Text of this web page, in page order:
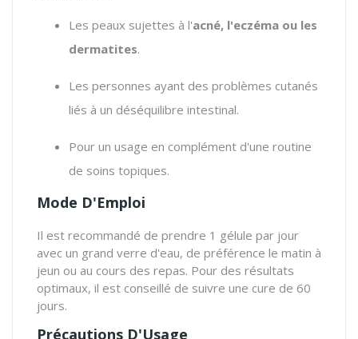
Les peaux sujettes à l'acné, l'eczéma ou les
dermatites.
Les personnes ayant des problèmes cutanés
liés à un déséquilibre intestinal.
Pour un usage en complément d'une routine
de soins topiques.
Mode D'Emploi
Il est recommandé de prendre 1 gélule par jour
avec un grand verre d'eau, de préférence le matin à
jeun ou au cours des repas. Pour des résultats
optimaux, il est conseillé de suivre une cure de 60
jours.
Précautions D'Usage